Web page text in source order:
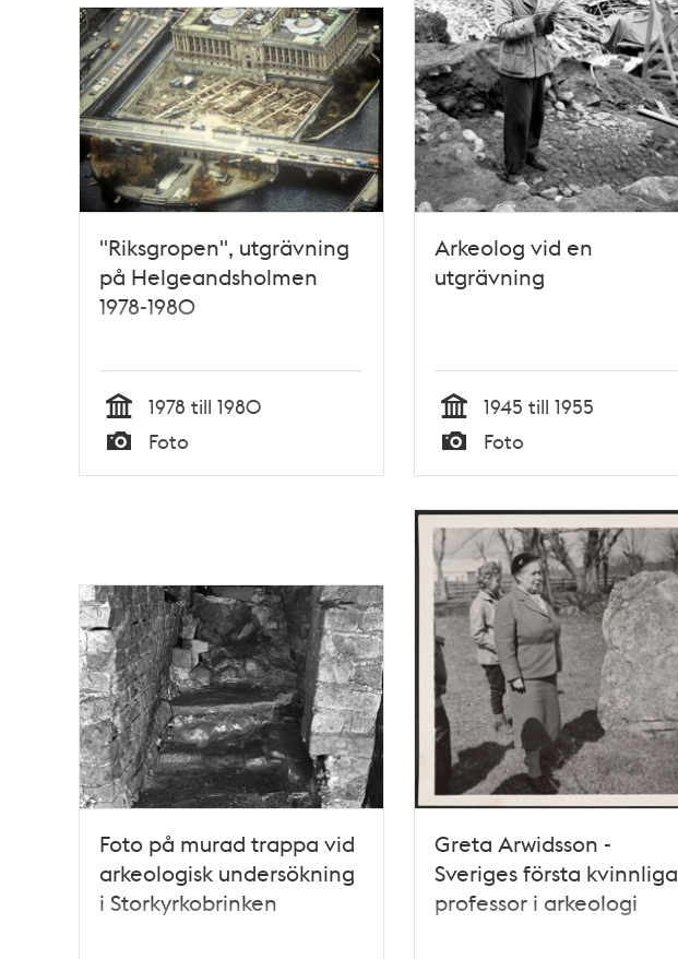
"Riksgropen", utgrävning
på Helgeandsholmen
1978-1980
Tid
1978 till 1980
Typ
Foto
Arkeolog vid en
utgrävning
Tid
1945 till 1955
Typ
Foto
Foto på murad trappa vid
arkeologisk undersökning
i Storkyrkobrinken
Greta Arwidsson -
Sveriges första kvinnliga
professor i arkeologi